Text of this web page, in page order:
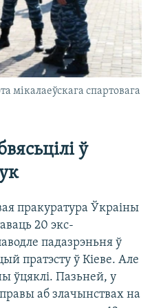
мікалаеўскага спартовага
ў
пракуратура Ўкраіны
20 экс-
падазрэньня ў
пратэсту ў Кіеве. Але
ўцяклі. Пазьней, у
аб злачынствах на